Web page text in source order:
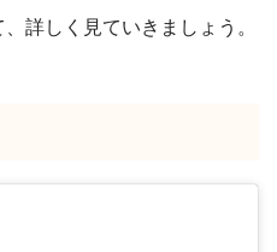
詳しく見ていきましょう。